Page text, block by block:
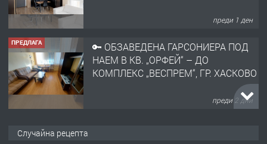
преди 1 ден
ПРЕДЛАГА
🔑 ОБЗАВЕДЕНА ГАРСОНИЕРА ПОД
НАЕМ В КВ. „ОРФЕЙ“ – ДО
КОМПЛЕКС „ВЕСПРЕМ“, ГР. ХАСКОВО
преди 2 дни
Случайна рецепта